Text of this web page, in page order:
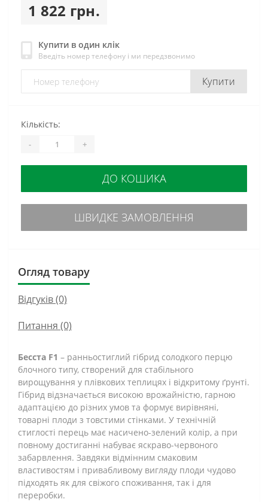
1 822 грн.
Купити в один клік
Введіть номер телефону і ми передзвонимо
Купити
Кількість:
- +
ДО КОШИКА
ШВИДКЕ ЗАМОВЛЕННЯ
Огляд товару
Відгуків (0)
Питання (0)
Бесста F1 – ранньостиглий гібрид солодкого перцю
блочного типу, створений для стабільного
вирощування у плівкових теплицях і відкритому ґрунті.
Гібрид відзначається високою врожайністю, гарною
адаптацією до різних умов та формує вирівняні,
товарні плоди з товстими стінками. У технічній
стиглості перець має насичено-зелений колір, а при
повному достиганні набуває яскраво-червоного
забарвлення. Завдяки відмінним смаковим
властивостям і привабливому вигляду плоди чудово
підходять як для свіжого споживання, так і для
переробки.